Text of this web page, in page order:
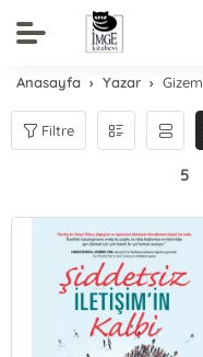
Anasayfa Yazar
Filtre
5